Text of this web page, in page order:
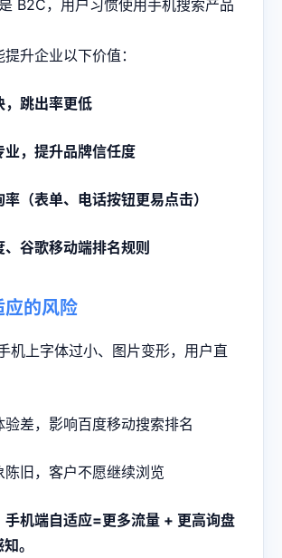
B2C，用户习惯使用手机搜索产品
升企业以下价值：
，跳出率更低
业，提升品牌信任度
（表单、电话按钮更易点击）
、谷歌移动端排名规则
应的风险
机上字体过小、图片变形，用户直
验差，影响百度移动搜索排名
陈旧，客户不愿继续浏览
手机端自适应=更多流量 + 更高询盘
。